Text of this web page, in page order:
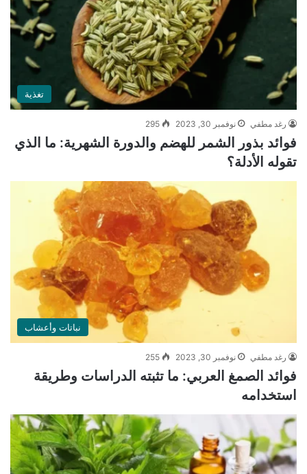
تغذية
رغد مطفي نوفمبر 30, 2023 295
فوائد بذور الشمر للهضم والدورة الشهرية: ما الذي
تقوله الأدلة؟
نباتات وأعشاب
رغد مطفي نوفمبر 30, 2023 255
فوائد الصمغ العربي: ما تثبته الدراسات وطريقة
استخدامه